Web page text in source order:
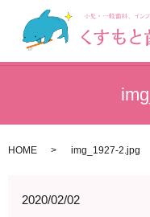
HOME img_1927-2.jpg
2020/02/02